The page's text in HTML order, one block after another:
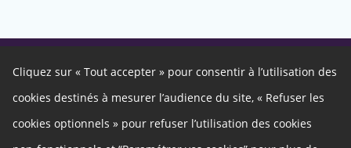
Cliquez sur « Tout accepter » pour consentir à l’utilisation des
cookies destinés à mesurer l’audience du site, « Refuser les
cookies optionnels » pour refuser l’utilisation des cookies
Autres liens
Cookies Gestion des cookies
Politique de confidentialité Mentions légales